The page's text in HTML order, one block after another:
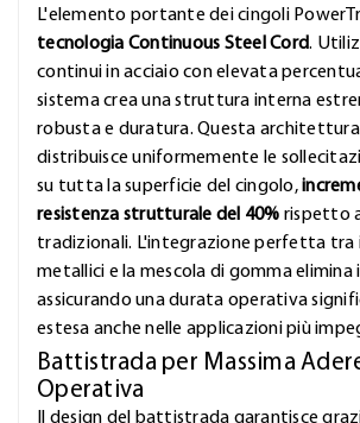
L'elemento portante dei cingoli
tecnologia Continuous Steel Cord.
continui in acciaio con elevata
sistema crea una struttura interna
robusta e duratura. Questa
distribuisce uniformemente le
su tutta la superficie del cingolo,
resistenza strutturale del 40% rispetto
tradizionali. L'integrazione perfetta tra
metallici e la mescola di gomma elimina
assicurando una durata operativa
estesa anche nelle applicazioni più
Battistrada per Massima
Operativa
Il design del battistrada garantisce